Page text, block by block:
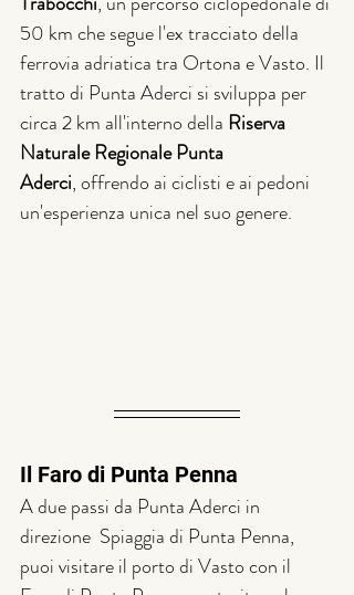
50 km che segue l'ex tracciato della
ferrovia adriatica tra Ortona e Vasto. Il
tratto di Punta Aderci si sviluppa per
circa 2 km all'interno della Riserva
Naturale Regionale Punta
Aderci, offrendo ai ciclisti e ai pedoni
un'esperienza unica nel suo genere.
Il Faro di Punta Penna
A due passi da Punta Aderci in
direzione  Spiaggia di Punta Penna,
puoi visitare il porto di Vasto con il